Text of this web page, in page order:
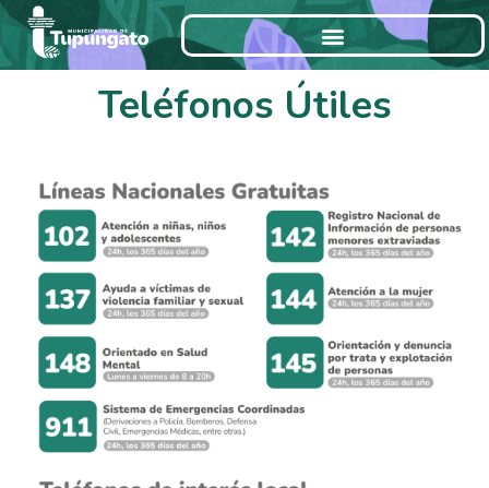
Ir
contenido
Teléfonos Útiles